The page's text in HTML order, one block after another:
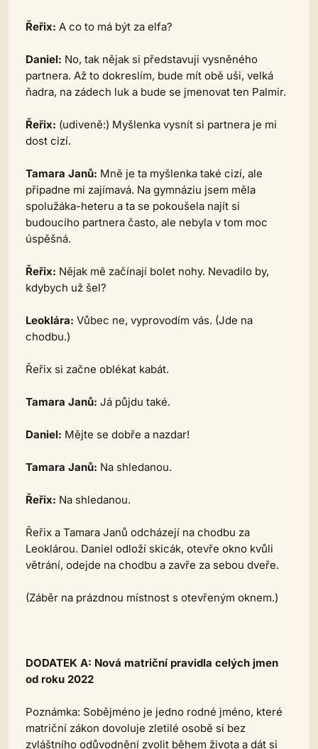
Řeřix: A co to má být za elfa?
Daniel: No, tak nějak si představuji vysněného
partnera. Až to dokreslím, bude mít obě uši, velká
ňadra, na zádech luk a bude se jmenovat ten Palmir.
Řeřix: (udiveně:) Myšlenka vysnít si partnera je mi
dost cizí.
Tamara Janů: Mně je ta myšlenka také cizí, ale
připadne mi zajímavá. Na gymnáziu jsem měla
spolužáka-heteru a ta se pokoušela najít si
budoucího partnera často, ale nebyla v tom moc
úspěšná.
Řeřix: Nějak mě začínají bolet nohy. Nevadilo by,
kdybych už šel?
Leoklára: Vůbec ne, vyprovodím vás. (Jde na
chodbu.)
Řeřix si začne oblékat kabát.
Tamara Janů: Já půjdu také.
Daniel: Mějte se dobře a nazdar!
Tamara Janů: Na shledanou.
Řeřix: Na shledanou.
Řeřix a Tamara Janů odcházejí na chodbu za
Leoklárou. Daniel odloží skicák, otevře okno kvůli
větrání, odejde na chodbu a zavře za sebou dveře.
(Záběr na prázdnou místnost s otevřeným oknem.)
DODATEK A: Nová matriční pravidla celých jmen
od roku 2022
Poznámka: Sobějméno je jedno rodné jméno, které
matriční zákon dovoluje zletilé osobě si bez
zvláštního odůvodnění zvolit během života a dát si